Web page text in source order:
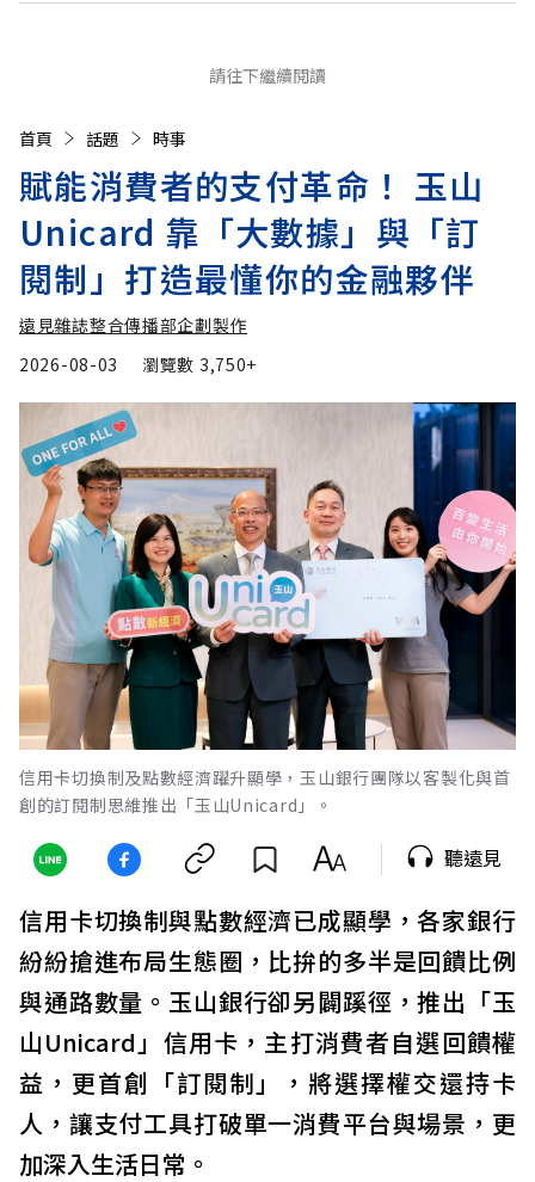
請往下繼續閱讀
首頁 話題 時事
賦能消費者的支付革命！ 玉山
Unicard 靠「大數據」與「訂
閱制」打造最懂你的金融夥伴
遠見雜誌整合傳播部企劃製作
2026-08-03
瀏覽數 3,750+
信用卡切換制及點數經濟躍升顯學，玉山銀行團隊以客製化與首
創的訂閱制思維推出「玉山Unicard」。
聽遠見
信用卡切換制與點數經濟已成顯學，各家銀行
紛紛搶進布局生態圈，比拚的多半是回饋比例
與通路數量。玉山銀行卻另闢蹊徑，推出「玉
山Unicard」信用卡，主打消費者自選回饋權
益，更首創「訂閱制」，將選擇權交還持卡
人，讓支付工具打破單一消費平台與場景，更
加深入生活日常。